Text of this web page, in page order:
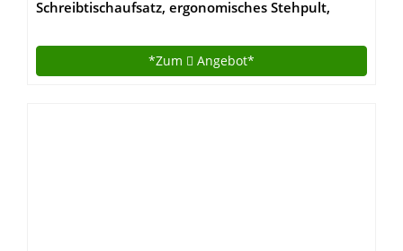
Schreibtischaufsatz, ergonomisches Stehpult,
aus Holz weiß
*Zum Angebot*